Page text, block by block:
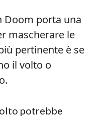
Doom porta una
mascherare le
pertinente è se
il volto o
potrebbe